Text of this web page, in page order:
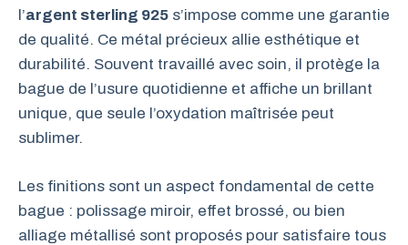
l’argent sterling 925 s’impose comme une garantie
de qualité. Ce métal précieux allie esthétique et
durabilité. Souvent travaillé avec soin, il protège la
bague de l’usure quotidienne et affiche un brillant
unique, que seule l’oxydation maîtrisée peut
sublimer.
Les finitions sont un aspect fondamental de cette
bague : polissage miroir, effet brossé, ou bien
alliage métallisé sont proposés pour satisfaire tous